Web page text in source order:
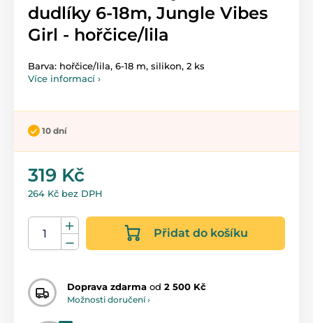
dudlíky 6-18m, Jungle Vibes
Girl - hořčice/lila
Barva: hořčice/lila, 6-18 m, silikon, 2 ks
Více informací ›
10 dní
319 Kč
264 Kč bez DPH
Přidat do košíku
Doprava zdarma od 2 500 Kč
Možnosti doručení ›